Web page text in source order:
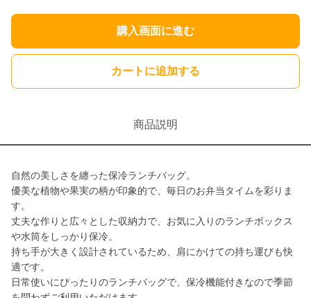
購入画面に進む
カートに追加する
商品説明
自然の美しさを纏った保冷ランチバッグ。
優美な植物や果実の柄が印象的で、毎日のお弁当タイムを彩りま
す。
丈夫な作りと広々とした収納力で、お気に入りのランチボックス
や水筒をしっかり保冷。
持ち手が大きく設計されているため、肩にかけての持ち運びも快
適です。
日常使いにぴったりのランチバッグで、保冷機能付きなので季節